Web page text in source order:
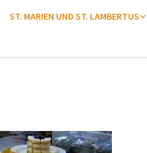
ST. MARIEN UND ST. LAMBERTUS